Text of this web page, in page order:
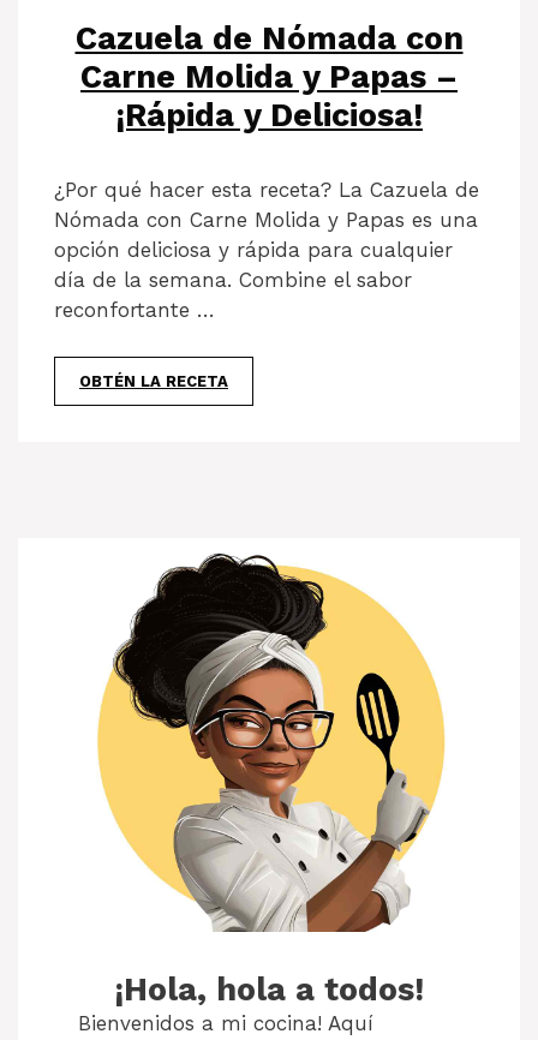
Cazuela de Nómada con
Carne Molida y Papas –
¡Rápida y Deliciosa!
¿Por qué hacer esta receta? La Cazuela de
Nómada con Carne Molida y Papas es una
opción deliciosa y rápida para cualquier
día de la semana. Combine el sabor
reconfortante …
OBTÉN LA RECETA
¡Hola, hola a todos!
Bienvenidos a mi cocina! Aquí